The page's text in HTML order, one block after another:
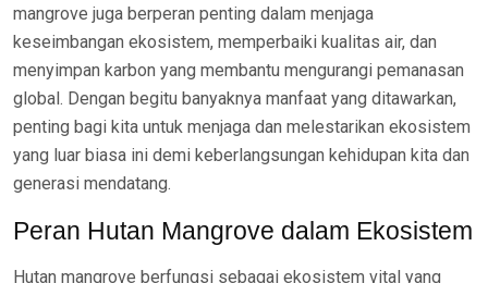
mangrove juga berperan penting dalam menjaga
keseimbangan ekosistem, memperbaiki kualitas air, dan
menyimpan karbon yang membantu mengurangi pemanasan
global. Dengan begitu banyaknya manfaat yang ditawarkan,
penting bagi kita untuk menjaga dan melestarikan ekosistem
yang luar biasa ini demi keberlangsungan kehidupan kita dan
generasi mendatang.
Peran Hutan Mangrove dalam Ekosistem
Hutan mangrove berfungsi sebagai ekosistem vital yang